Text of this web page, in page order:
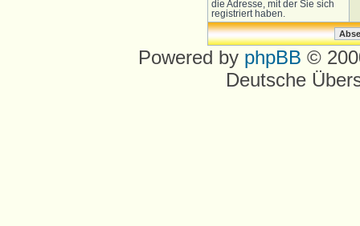
die Adresse, mit der Sie sich
registriert haben.
Powered by phpBB ©
Deutsche